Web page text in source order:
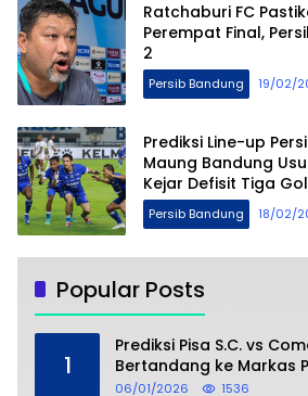
Ratchaburi FC
Perempat Final,
2
Persib Bandung 19/02/
Prediksi Line-up
Maung Bandung
Kejar Defisit Tiga Gol
Persib Bandung 18/02/
Popular Posts
1
Prediksi Pisa S.C. vs
Bertandang ke Markas
Asuhan Cesc Fàbregas
06/01/2026 1536